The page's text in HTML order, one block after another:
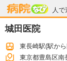
人
病院
城田医院
東長崎駅(駅から
東京都豊島区南